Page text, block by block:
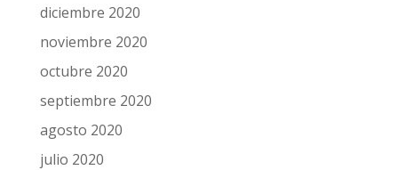
diciembre 2020
noviembre 2020
octubre 2020
septiembre 2020
agosto 2020
julio 2020